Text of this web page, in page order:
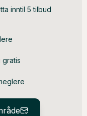
inntil 5 tilbud